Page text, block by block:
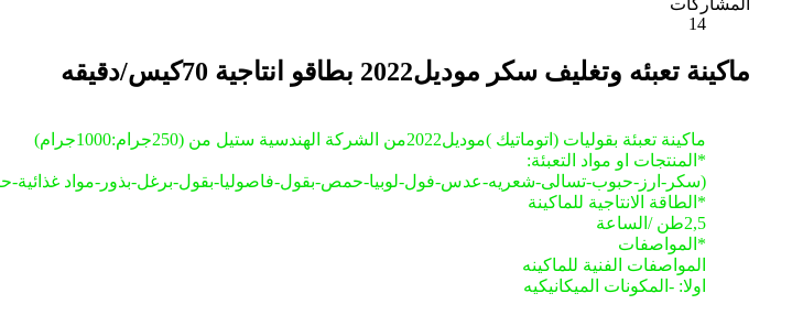
المشاركات
14
ماكينة تعبئه وتغليف سكر موديل2022 بطاقو انتاجية 70كيس/دقيقه
ماكينة تعبئة بقوليات (اتوماتيك )موديل2022من الشركة الهندسية ستيل من (250جرام:1000جرام)
*المنتجات او مواد التعبئة:
(سكر-ارز-حبوب-تسالى-شعريه-عدس-فول-لوبيا-حمص-بقول-فاصوليا-بقول-برغل-بذور-مواد غذائية-
*الطاقة الانتاجية للماكينة
2,5طن /الساعة
*المواصفات
المواصفات الفنية للماكينه
اولا: -المكونات الميكانيكيه